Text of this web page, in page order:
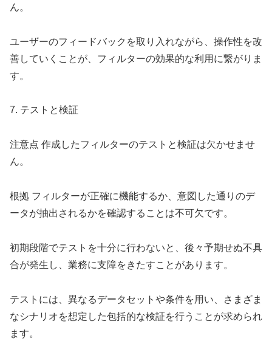
ん。
ユーザーのフィードバックを取り入れながら、操作性を改
善していくことが、フィルターの効果的な利用に繋がりま
す。
7. テストと検証
注意点 作成したフィルターのテストと検証は欠かせませ
ん。
根拠 フィルターが正確に機能するか、意図した通りのデ
ータが抽出されるかを確認することは不可欠です。
初期段階でテストを十分に行わないと、後々予期せぬ不具
合が発生し、業務に支障をきたすことがあります。
テストには、異なるデータセットや条件を用い、さまざま
なシナリオを想定した包括的な検証を行うことが求められ
ます。